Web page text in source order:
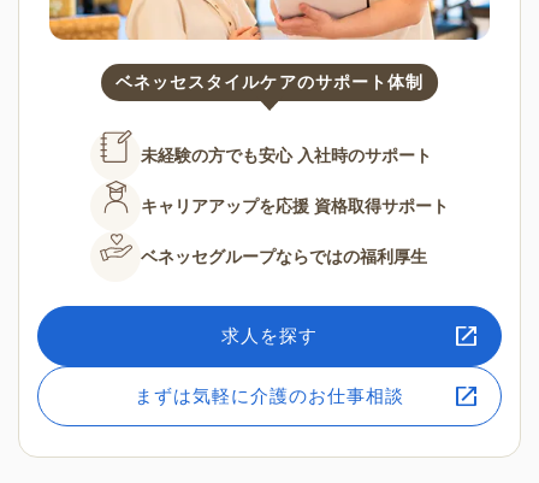
ベネッセスタイルケアのサポート体制
未経験の方でも安心 入社時のサポート
キャリアアップを応援 資格取得サポート
ベネッセグループならではの福利厚生
求人を探す
まずは気軽に介護のお仕事相談